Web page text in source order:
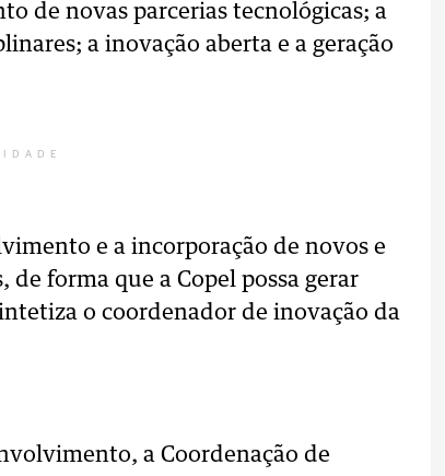
de novas parcerias tecnológicas; a
a inovação aberta e a geração
e a incorporação de novos e
de forma que a Copel possa gerar
o coordenador de inovação da
a Coordenação de